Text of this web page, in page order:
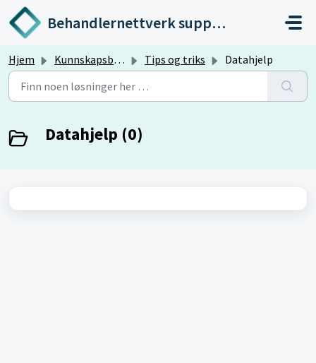
Gå til hovedinnhold
Behandlernettverk support
Hjem Kunnskapsbase Tips og triks Datahjelp
Datahjelp (0)